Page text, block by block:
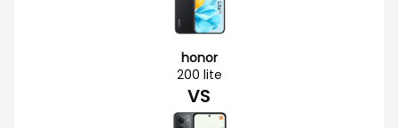
honor
200 lite
VS